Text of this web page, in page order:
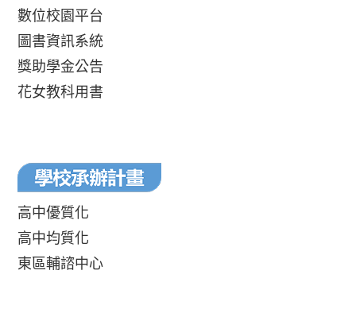
數位校園平台
圖書資訊系統
獎助學金公告
花女教科用書
高中優質化
高中均質化
東區輔諮中心